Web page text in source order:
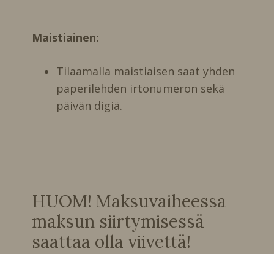
Maistiainen:
Tilaamalla maistiaisen saat yhden
paperilehden irtonumeron sekä
päivän digiä.
HUOM! Maksuvaiheessa
maksun siirtymisessä
saattaa olla viivettä!